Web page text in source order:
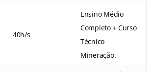
40h/s
Ensino Médio
Completo + Curso
Técnico
Mineração.